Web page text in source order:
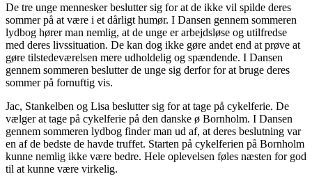
De tre unge mennesker beslutter sig for at de ikke vil spilde deres
sommer på at være i et dårligt humør. I Dansen gennem sommeren
lydbog hører man nemlig, at de unge er arbejdsløse og utilfredse
med deres livssituation. De kan dog ikke gøre andet end at prøve at
gøre tilstedeværelsen mere udholdelig og spændende. I Dansen
gennem sommeren beslutter de unge sig derfor for at bruge deres
sommer på fornuftig vis.
Jac, Stankelben og Lisa beslutter sig for at tage på cykelferie. De
vælger at tage på cykelferie på den danske ø Bornholm. I Dansen
gennem sommeren lydbog finder man ud af, at deres beslutning var
en af de bedste de havde truffet. Starten på cykelferien på Bornholm
kunne nemlig ikke være bedre. Hele oplevelsen føles næsten for god
til at kunne være virkelig.